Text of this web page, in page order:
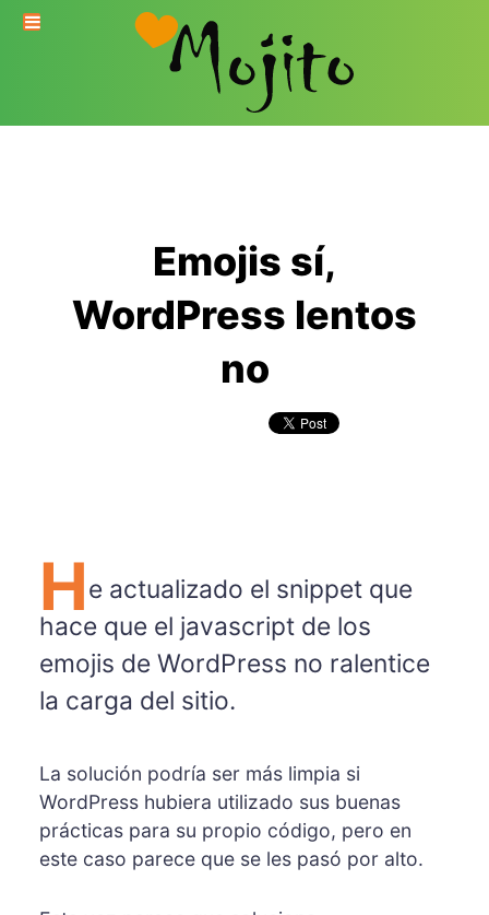
Emojis sí,
WordPress lentos
no
He actualizado el snippet que
hace que el javascript de los
emojis de WordPress no ralentice
la carga del sitio.
La solución podría ser más limpia si
WordPress hubiera utilizado sus buenas
prácticas para su propio código, pero en
este caso parece que se les pasó por alto.